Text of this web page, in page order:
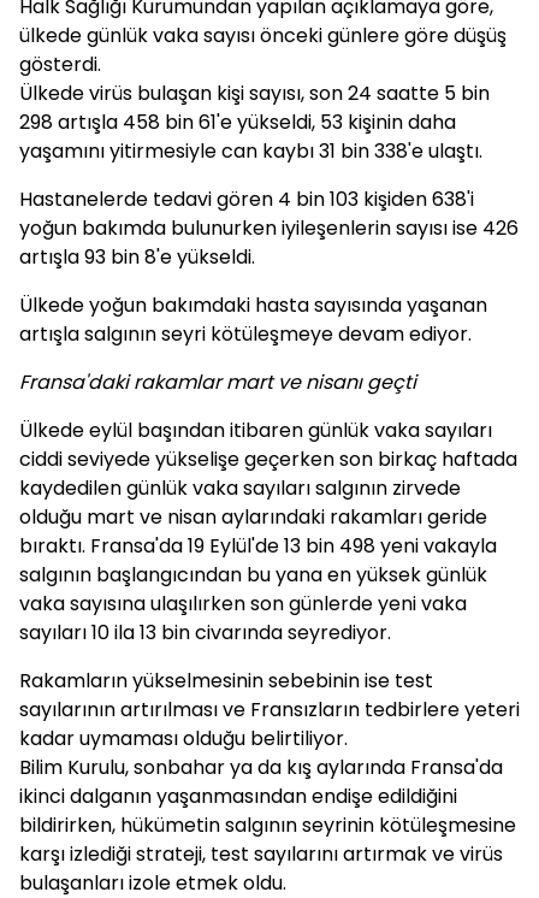
Halk Sağlığı Kurumundan yapılan açıklamaya göre,
ülkede günlük vaka sayısı önceki günlere göre düşüş
gösterdi.
Ülkede virüs bulaşan kişi sayısı, son 24 saatte 5 bin
298 artışla 458 bin 61'e yükseldi, 53 kişinin daha
yaşamını yitirmesiyle can kaybı 31 bin 338'e ulaştı.
Hastanelerde tedavi gören 4 bin 103 kişiden 638'i
yoğun bakımda bulunurken iyileşenlerin sayısı ise 426
artışla 93 bin 8'e yükseldi.
Ülkede yoğun bakımdaki hasta sayısında yaşanan
artışla salgının seyri kötüleşmeye devam ediyor.
Fransa'daki rakamlar mart ve nisanı geçti
Ülkede eylül başından itibaren günlük vaka sayıları
ciddi seviyede yükselişe geçerken son birkaç haftada
kaydedilen günlük vaka sayıları salgının zirvede
olduğu mart ve nisan aylarındaki rakamları geride
bıraktı. Fransa'da 19 Eylül'de 13 bin 498 yeni vakayla
salgının başlangıcından bu yana en yüksek günlük
vaka sayısına ulaşılırken son günlerde yeni vaka
sayıları 10 ila 13 bin civarında seyrediyor.
Rakamların yükselmesinin sebebinin ise test
sayılarının artırılması ve Fransızların tedbirlere yeteri
kadar uymaması olduğu belirtiliyor.
Bilim Kurulu, sonbahar ya da kış aylarında Fransa'da
ikinci dalganın yaşanmasından endişe edildiğini
bildirirken, hükümetin salgının seyrinin kötüleşmesine
karşı izlediği strateji, test sayılarını artırmak ve virüs
bulaşanları izole etmek oldu.